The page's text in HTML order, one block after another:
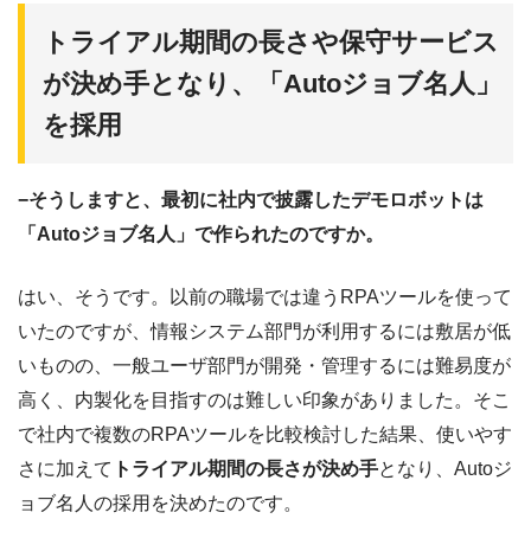
トライアル期間の長さや保守サービス
が決め手となり、「Autoジョブ名人」
を採用
−そうしますと、最初に社内で披露したデモロボットは
「Autoジョブ名人」で作られたのですか。
はい、そうです。以前の職場では違うRPAツールを使って
いたのですが、情報システム部門が利用するには敷居が低
いものの、一般ユーザ部門が開発・管理するには難易度が
高く、内製化を目指すのは難しい印象がありました。そこ
で社内で複数のRPAツールを比較検討した結果、使いやす
さに加えて トライアル期間の長さが決め手となり、Autoジ
ョブ名人の採用を決めたのです。